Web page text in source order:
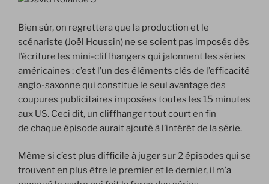
Bien sûr, on regrettera que la production et le
scénariste (Joël Houssin) ne se soient pas imposés dès
l’écriture les mini-cliffhangers qui jalonnent les séries
américaines : c’est l’un des éléments clés de l’efficacité
anglo-saxonne qui constitue le seul avantage des
coupures publicitaires imposées toutes les 15 minutes
aux US. Ceci dit, un cliffhanger tout court en fin
de chaque épisode aurait ajouté à l’intérêt de la série.
Même si c’est plus difficile à juger sur 2 épisodes qui se
trouvent en plus être le premier et le dernier, il m’a